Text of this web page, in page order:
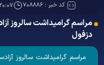
کد خبر : ۷۰۸۸۸۶ ۲۰:۰۷
مراسم گرامیداشت سالروز
دزفول
مراسم گرامیداشت سالروز